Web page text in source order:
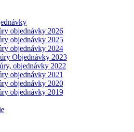
objednávky 2026
objednávky 2025
objednávky 2024
Objednávky 2023
objednávky 2022
objednávky 2021
objednávky 2020
objednávky 2019